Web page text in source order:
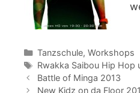
Kategorien
Tanzschule, Workshops
Schlagwörter
Rwakka Saibou Hip Hop
Battle of Minga 2013
New Kidz on da Floor